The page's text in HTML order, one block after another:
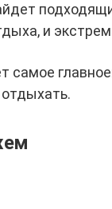
и
самое